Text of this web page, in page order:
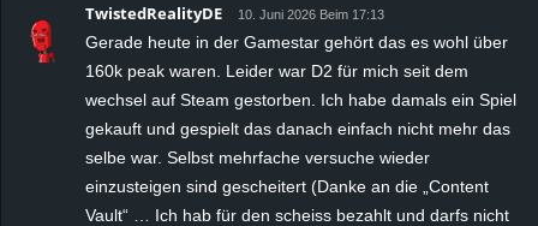
TwistedRealityDE 10. Juni 2026 Beim 17:13
Gerade heute in der Gamestar gehört das es wohl über
160k peak waren. Leider war D2 für mich seit dem
wechsel auf Steam gestorben. Ich habe damals ein Spiel
gekauft und gespielt das danach einfach nicht mehr das
selbe war. Selbst mehrfache versuche wieder
einzusteigen sind gescheitert (Danke an die „Content
Vault“ … Ich hab für den scheiss bezahlt und darfs nicht